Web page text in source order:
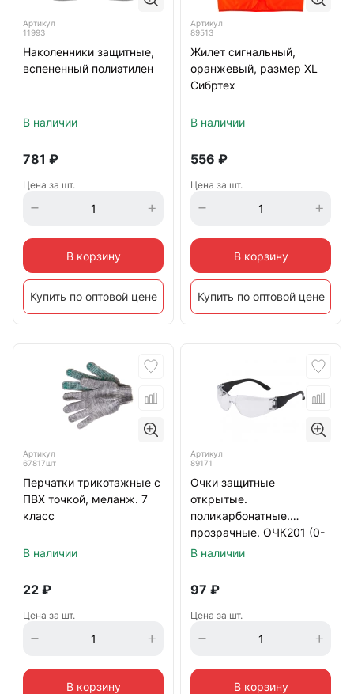
Артикул
11993
Наколенники защитные,
вспененный полиэтилен
В наличии
781 ₽
Цена за шт.
В корзину
Купить по оптовой цене
Артикул
89513
Жилет сигнальный,
оранжевый, размер XL
Сибртех
В наличии
556 ₽
Цена за шт.
В корзину
Купить по оптовой цене
Артикул
67817шт
Перчатки трикотажные с
ПВХ точкой, меланж. 7
класс
В наличии
22 ₽
Цена за шт.
В корзину
Артикул
89171
Очки защитные
открытые.
поликарбонатные.
прозрачные. ОЧК201 (0-
13021)
В наличии
97 ₽
Цена за шт.
В корзину